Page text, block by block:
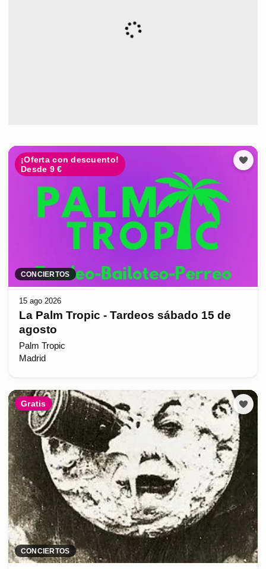
¡Oferta con descuento!
Desde 9 €
CONCIERTOS
15 ago 2026
La Palm Tropic - Tardeos sábado 15 de
agosto
Palm Tropic
Madrid
Gratis
CONCIERTOS